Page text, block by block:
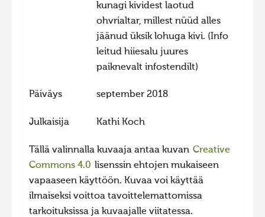
kunagi kividest laotud
ohvrialtar, millest nüüd alles
jäänud üksik lohuga kivi. (Info
leitud hiiesalu juures
paiknevalt infostendilt)
Päiväys september 2018
Julkaisija Kathi Koch
Tällä valinnalla kuvaaja antaa kuvan Creative
Commons 4.0 lisenssin ehtojen mukaiseen
vapaaseen käyttöön. Kuvaa voi käyttää
ilmaiseksi voittoa tavoittelemattomissa
tarkoituksissa ja kuvaajalle viitatessa.